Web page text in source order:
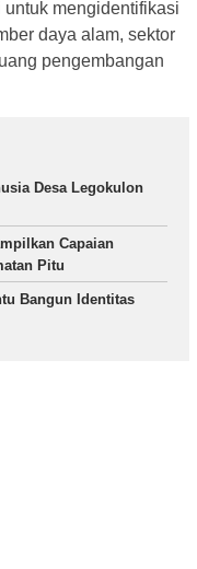
mengidentifikasi
daya alam, sektor
pengembangan
Desa Legokulon
Capaian
Pitu
Bangun Identitas